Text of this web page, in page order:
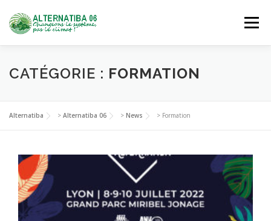
contenu
Menu
NOUS DÉCOUVRIR AGIR SE FORMER
NOUS REJOINDRE
CATÉGORIE : FORMATION
Alternatiba > Alternatiba 06 > News > Formation